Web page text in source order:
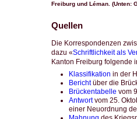
Freiburg und Léman. (Unten:
Quellen
Die Korrespondenzen
dazu «Schriftlichkeit als
Kanton Freiburg folgende
Klassifikation in der
Berichtüber die
Brückentabelle vom
Antwortvom 25.
einer Neuordnung